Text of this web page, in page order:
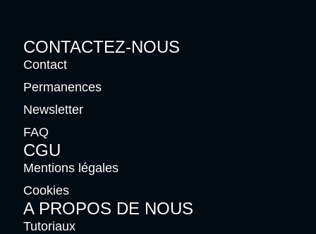
CONTACTEZ-NOUS
Contact
Permanences
Newsletter
FAQ
CGU
Mentions légales
Cookies
A PROPOS DE NOUS
Tutoriaux